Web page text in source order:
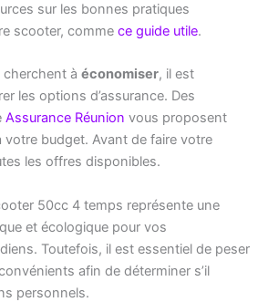
sur les bonnes pratiques
scooter, comme ce guide utile.
cherchent à économiser, il est
les options d’assurance. Des
Assurance Réunion vous proposent
votre budget. Avant de faire votre
les offres disponibles.
50cc 4 temps représente une
et écologique pour vos
Toutefois, il est essentiel de peser
afin de déterminer s’il
personnels.